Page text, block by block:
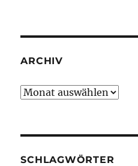
ARCHIV
Archiv
SCHLAGWÖRTER